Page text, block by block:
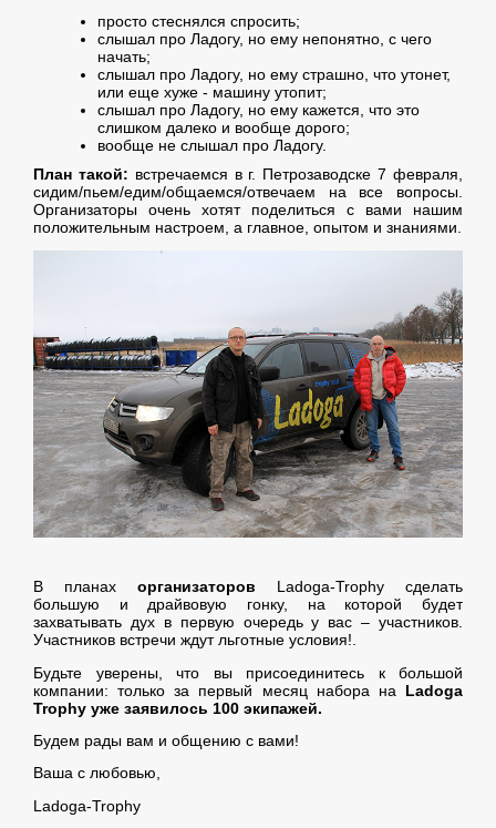
просто стеснялся спросить;
слышал про Ладогу, но ему непонятно, с чего
начать;
слышал про Ладогу, но ему страшно, что утонет,
или еще хуже - машину утопит;
слышал про Ладогу, но ему кажется, что это
слишком далеко и вообще дорого;
вообще не слышал про Ладогу.
План такой: встречаемся в г. Петрозаводске 7 февраля,
сидим/пьем/едим/общаемся/отвечаем на все вопросы.
Организаторы очень хотят поделиться с вами нашим
положительным настроем, а главное, опытом и знаниями.
В планах организаторов Ladoga-Trophy сделать
большую и драйвовую гонку, на которой будет
захватывать дух в первую очередь у вас – участников.
Участников встречи ждут льготные условия!.
Будьте уверены, что вы присоединитесь к большой
компании: только за первый месяц набора на Ladoga
Trophy уже заявилось 100 экипажей.
Будем рады вам и общению с вами!
Ваша с любовью,
Ladoga-Trophy